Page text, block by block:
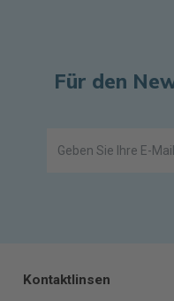
Für den
Kontaktlinsen